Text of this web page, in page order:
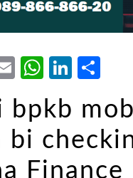
Email
bpkb
bi
Finance